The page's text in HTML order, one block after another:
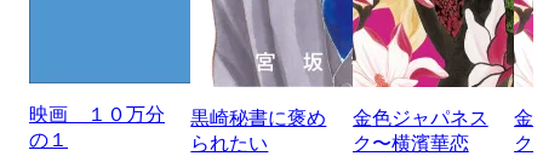
映画 １０万分
の１
黒崎秘書に褒め
られたい
金色ジャパネス
ク〜横濱華恋
金
ク